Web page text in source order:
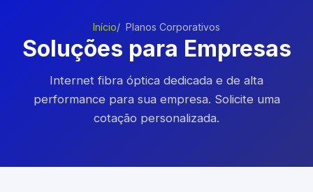
Início Planos Corporativos
Soluções para Empresas
Internet fibra óptica dedicada e de alta
performance para sua empresa. Solicite uma
cotação personalizada.